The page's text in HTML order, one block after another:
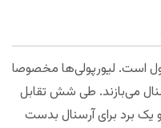
است. لیورپولی‌ها مخصوصا
می‌بازند. طی شش تقابل
و یک برد برای آرسنال بدست